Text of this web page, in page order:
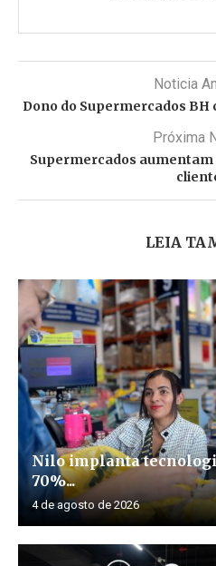
Noticia
Dono do Supermercados BH
Próxima
Supermercados
LEIA
Nilo implanta
70%...
4 de agosto de 2026